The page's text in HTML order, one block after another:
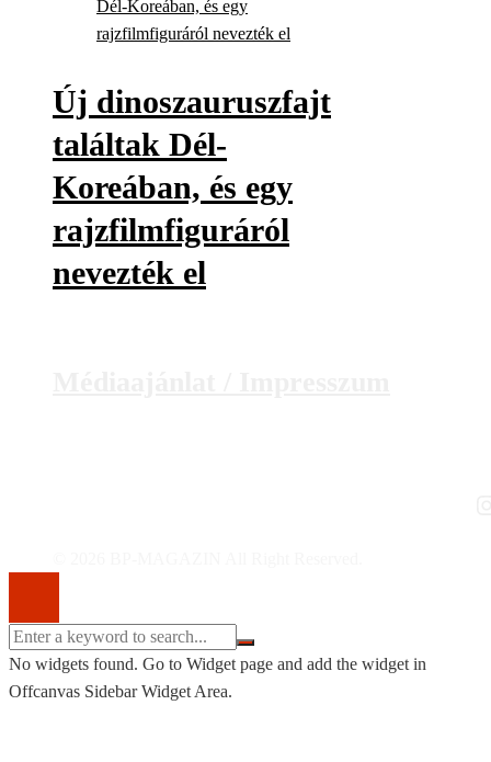
Új dinoszauruszfajt
találtak Dél-
Koreában, és egy
rajzfilmfiguráról
nevezték el
No widgets found. Go to Widget page and add the widget in
Offcanvas Sidebar Widget Area.